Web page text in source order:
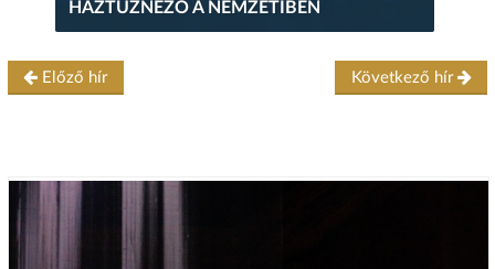
HÁZTŰZNÉZŐ A NEMZETIBEN
Előző hír Következő hír